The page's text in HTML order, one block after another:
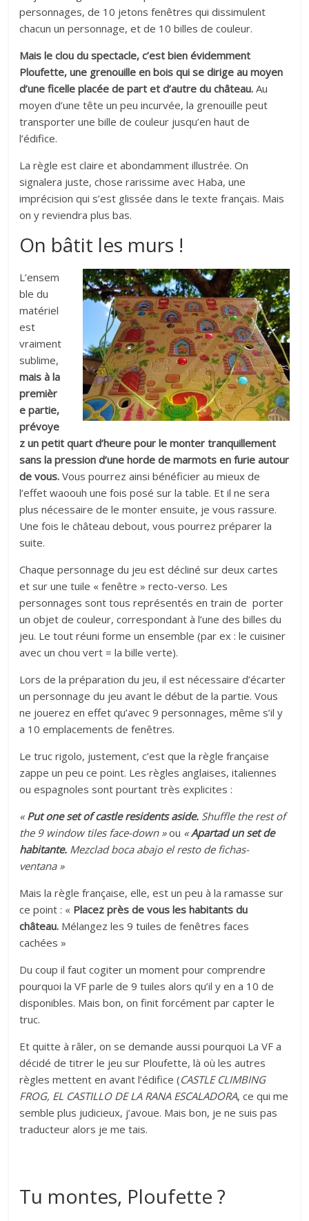
personnages, de 10 jetons fenêtres qui dissimulent
chacun un personnage, et de 10 billes de couleur.
Mais le clou du spectacle, c’est bien évidemment
Ploufette, une grenouille en bois qui se dirige au moyen
d’une ficelle placée de part et d’autre du château. Au
moyen d’une tête un peu incurvée, la grenouille peut
transporter une bille de couleur jusqu’en haut de
l’édifice.
La règle est claire et abondamment illustrée. On
signalera juste, chose rarissime avec Haba, une
imprécision qui s’est glissée dans le texte français. Mais
on y reviendra plus bas.
On bâtit les murs !
L’ensem
ble du
matériel
est
vraiment
sublime,
mais à la
premièr
e partie,
prévoye
z un petit quart d’heure pour le monter tranquillement
sans la pression d’une horde de marmots en furie autour
de vous. Vous pourrez ainsi bénéficier au mieux de
l’effet waoouh une fois posé sur la table. Et il ne sera
plus nécessaire de le monter ensuite, je vous rassure.
Une fois le château debout, vous pourrez préparer la
suite.
Chaque personnage du jeu est décliné sur deux cartes
et sur une tuile « fenêtre » recto-verso. Les
personnages sont tous représentés en train de porter
un objet de couleur, correspondant à l’une des billes du
jeu. Le tout réuni forme un ensemble (par ex : le cuisiner
avec un chou vert = la bille verte).
Lors de la préparation du jeu, il est nécessaire d’écarter
un personnage du jeu avant le début de la partie. Vous
ne jouerez en effet qu’avec 9 personnages, même s’il y
a 10 emplacements de fenêtres.
Le truc rigolo, justement, c’est que la règle française
zappe un peu ce point. Les règles anglaises, italiennes
ou espagnoles sont pourtant très explicites :
«Put one set of castle residents aside. Shuffle the rest of
the 9 window tiles face-down »ou «Apartad un set de
habitante. Mezclad boca abajo el resto de fichas-
ventana »
Mais la règle française, elle, est un peu à la ramasse sur
ce point : « Placez près de vous les habitants du
château. Mélangez les 9 tuiles de fenêtres faces
cachées »
Du coup il faut cogiter un moment pour comprendre
pourquoi la VF parle de 9 tuiles alors qu’il y en a 10 de
disponibles. Mais bon, on finit forcément par capter le
truc.
Et quitte à râler, on se demande aussi pourquoi La VF a
décidé de titrer le jeu sur Ploufette, là où les autres
règles mettent en avant l’édifice (CASTLE CLIMBING
FROG, EL CASTILLO DE LA RANA ESCALADORA, ce qui me
semble plus judicieux, j’avoue. Mais bon, je ne suis pas
traducteur alors je me tais.
Tu montes, Ploufette ?